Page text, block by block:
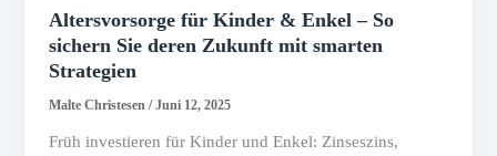
Altersvorsorge für Kinder & Enkel – So
sichern Sie deren Zukunft mit smarten
Strategien
Malte Christesen/Juni 12, 2025
Früh investieren für Kinder und Enkel: Zinseszins,